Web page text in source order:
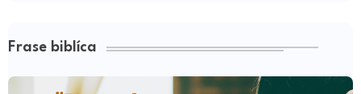
Frase biblíca